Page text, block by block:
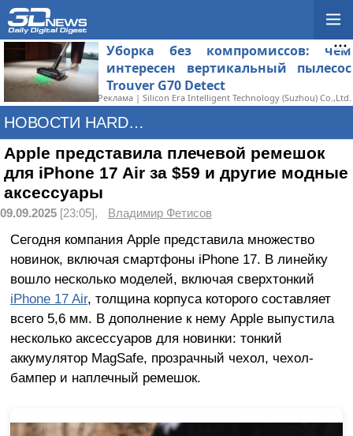
Уборка без компромиссов: чем
интересен вертикальный пылесос
Trouver G70 Detect
Реклама | Silicon Era Intelligent Technology (Suzhou) Co.,Ltd.
НОВОСТИ HARDWARE
Apple представила плечевой ремешок
для iPhone 17 Air за $59 и другие модные
аксессуары
09.09.2025 [23:05], Владимир Фетисов
Сегодня компания Apple представила множество
новинок, включая смартфоны iPhone 17. В линейку
вошло несколько моделей, включая сверхтонкий
iPhone 17 Air, толщина корпуса которого составляет
всего 5,6 мм. В дополнение к нему Apple выпустила
несколько аксессуаров для новинки: тонкий
аккумулятор MagSafe, прозрачный чехол, чехол-
бампер и наплечный ремешок.